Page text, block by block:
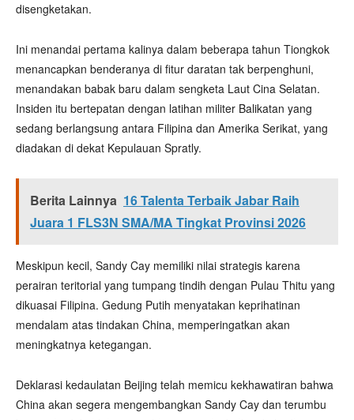
disengketakan.
Ini menandai pertama kalinya dalam beberapa tahun Tiongkok
menancapkan benderanya di fitur daratan tak berpenghuni,
menandakan babak baru dalam sengketa Laut Cina Selatan.
Insiden itu bertepatan dengan latihan militer Balikatan yang
sedang berlangsung antara Filipina dan Amerika Serikat, yang
diadakan di dekat Kepulauan Spratly.
Berita Lainnya 16 Talenta Terbaik Jabar Raih
Juara 1 FLS3N SMA/MA Tingkat Provinsi 2026
Meskipun kecil, Sandy Cay memiliki nilai strategis karena
perairan teritorial yang tumpang tindih dengan Pulau Thitu yang
dikuasai Filipina. Gedung Putih menyatakan keprihatinan
mendalam atas tindakan China, memperingatkan akan
meningkatnya ketegangan.
Deklarasi kedaulatan Beijing telah memicu kekhawatiran bahwa
China akan segera mengembangkan Sandy Cay dan terumbu